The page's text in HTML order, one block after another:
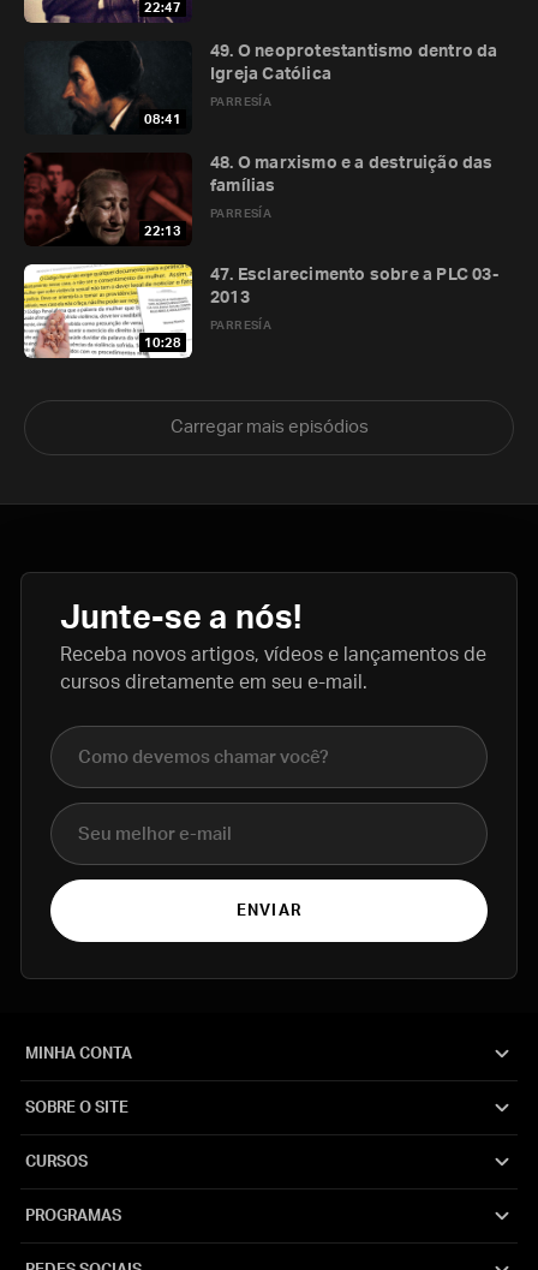
22:47
08:41
PARRESÍA
49. O neoprotestantismo dentro da
Igreja Católica
22:13
PARRESÍA
48. O marxismo e a destruição das
famílias
10:28
PARRESÍA
47. Esclarecimento sobre a PLC 03-
2013
Carregar mais episódios
Junte-se a nós!
Receba novos artigos, vídeos e lançamentos de
cursos diretamente em seu e-mail.
Nome completo
E-mail
ENVIAR
MINHA CONTA
SOBRE O SITE
CURSOS
PROGRAMAS